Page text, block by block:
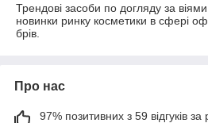
Трендові засоби по догляду за
новинки ринку косметики в сфері
брів.
Про нас
97% позитивних з 59 відгуків за